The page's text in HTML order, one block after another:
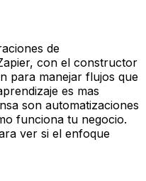
de
con el constructor
para manejar flujos que
es mas
son automatizaciones
funciona tu negocio.
ver si el enfoque